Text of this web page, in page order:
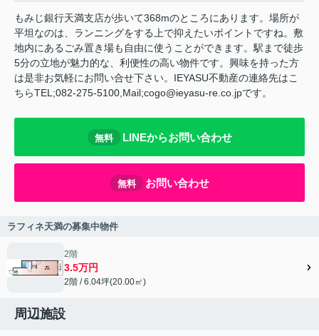
もみじ銀行天満支店が歩いて368mのところにあります。場所が
平坦なのは、ランニングをする上で抑えたいポイントですね。敷
地内にあるごみ置き場も自由に使うことができます。駅まで徒歩
5分の立地が魅力的な、利便性の高い物件です。興味を持った方
は是非お気軽にお問い合せ下さい。IEYASU不動産の連絡先はこ
ちらTEL;082-275-5100,Mail;cogo@ieyasu-re.co.jpです。
無料 LINEからお問い合わせ
無料 お問い合わせ
ラフィネ天満の募集中物件
2階
3.5万円
2階 / 6.04坪(20.00㎡)
周辺施設